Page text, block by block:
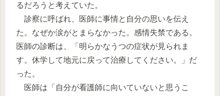
るだろうと考えていた。
診察に呼ばれ、医師に事情と自分の思いを伝え
た。なぜか涙がとまらなかった。感情失禁である。
医師の診断は、「明らかなうつの症状が見られま
す。休学して地元に戻って治療してください。」だ
った。
医師は「自分が看護師に向いていないと思うこ